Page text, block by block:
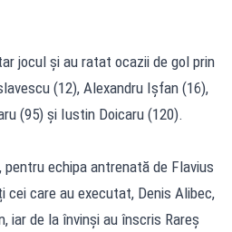
jocul și au ratat ocazii de gol prin
(12), Alexandru Ișfan (16),
(95) și Iustin Doicaru (120).
echipa antrenată de Flavius
care au executat, Denis Alibec,
iar de la învinși au înscris Rareș